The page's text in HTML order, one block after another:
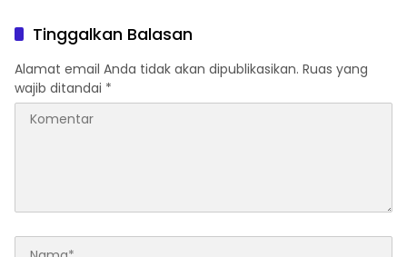
Tinggalkan Balasan
Alamat email Anda tidak akan dipublikasikan. Ruas yang
wajib ditandai *